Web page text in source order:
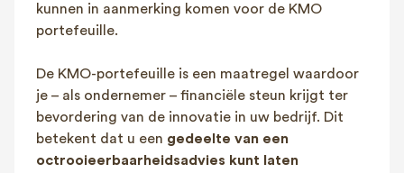
kunnen in aanmerking komen voor de KMO
portefeuille.
De KMO-portefeuille is een maatregel waardoor
je – als ondernemer – financiële steun krijgt ter
bevordering van de innovatie in uw bedrijf. Dit
betekent dat u een gedeelte van een
octrooieerbaarheidsadvies kunt laten